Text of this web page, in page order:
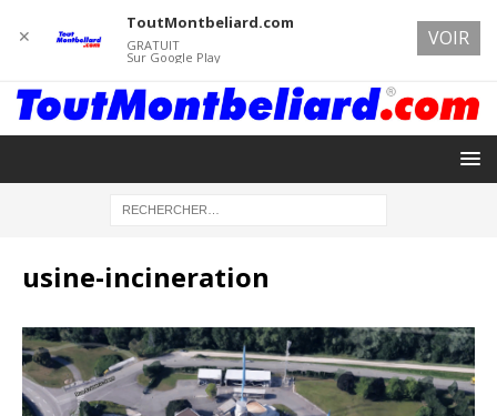
usine-incineration
✕
ToutMontbeliard.com
GRATUIT
Sur Google Play
VOIR